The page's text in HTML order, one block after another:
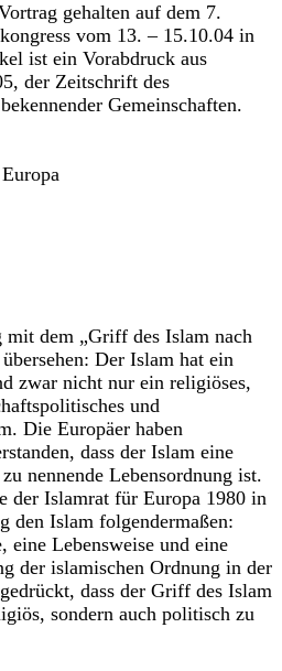
gehalten auf dem 7.
vom 13. – 15.10.04 in
ist ein Vorabdruck aus
der Zeitschrift des
Gemeinschaften.
dem „Griff des Islam nach
Der Islam hat ein
zwar nicht nur ein religiöses,
und
Die Europäer haben
dass der Islam eine
nennende Lebensordnung ist.
der Islamrat für Europa 1980 in
den Islam folgendermaßen:
eine Lebensweise und eine
der islamischen Ordnung in der
dass der Griff des Islam
sondern auch politisch zu